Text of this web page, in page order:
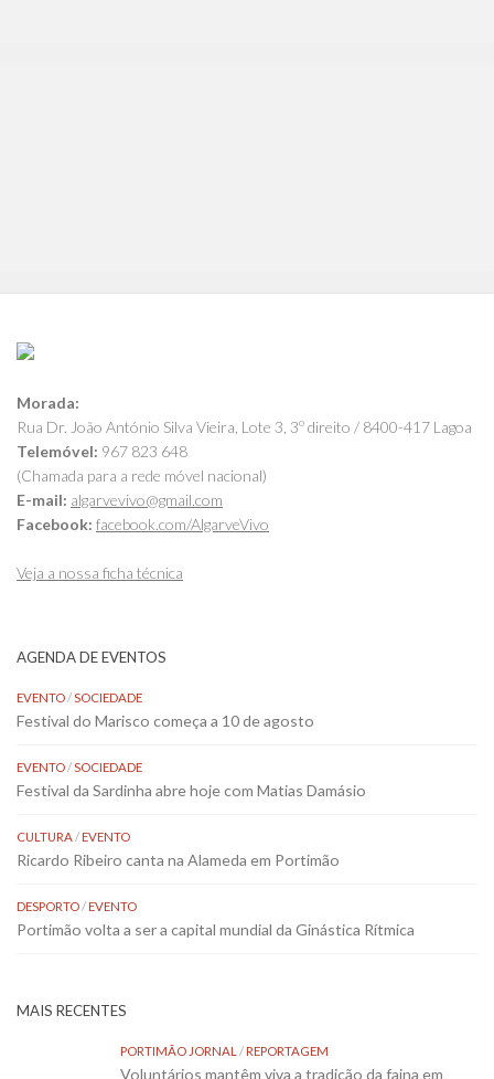
Morada:
Rua Dr. João António Silva Vieira, Lote 3, 3º direito / 8400-417 Lagoa
Telemóvel: 967 823 648
(Chamada para a rede móvel nacional)
E-mail: algarvevivo@gmail.com
Facebook: facebook.com/AlgarveVivo
Veja a nossa ficha técnica
AGENDA DE EVENTOS
EVENTO/SOCIEDADE
Festival do Marisco começa a 10 de agosto
EVENTO/SOCIEDADE
Festival da Sardinha abre hoje com Matias Damásio
CULTURA/EVENTO
Ricardo Ribeiro canta na Alameda em Portimão
DESPORTO/EVENTO
Portimão volta a ser a capital mundial da Ginástica Rítmica
MAIS RECENTES
PORTIMÃO JORNAL /REPORTAGEM
Voluntários mantêm viva a tradição da faina em